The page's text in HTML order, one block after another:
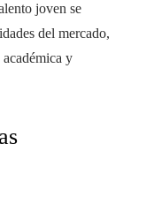
joven se
del mercado,
y